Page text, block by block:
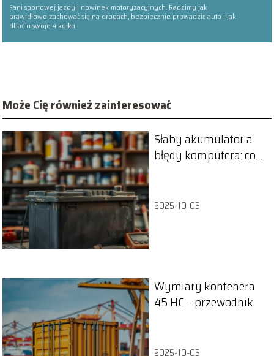
Fani sportowej jazdy i nowinek motoryzacyjnych. Radzimy jak
prawidłowo zachować się na drogach, bezpiecznie prowadzić auto i jak
dbać o swoje 4 kółka.
Może Cię również zainteresować
Słaby akumulator a
błędy komputera: co
2025-10-03
Wymiary kontenera
45 HC – przewodnik
2025-10-03